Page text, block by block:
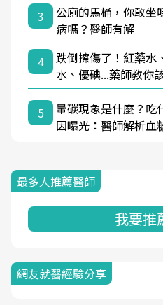
3
公廁的馬桶，你敢坐
病嗎？醫師有解
4
跌倒擦傷了！紅藥水
水、優碘...藥師教你
5
暈碳現象是什麼？吃
因曝光：醫師解析血
最多人推薦醫師
我要推
網友就醫經驗分享